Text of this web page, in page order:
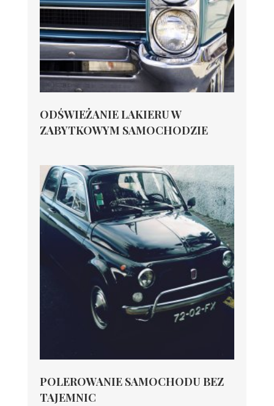
ODŚWIEŻANIE LAKIERU W
ZABYTKOWYM SAMOCHODZIE
POLEROWANIE SAMOCHODU BEZ
TAJEMNIC